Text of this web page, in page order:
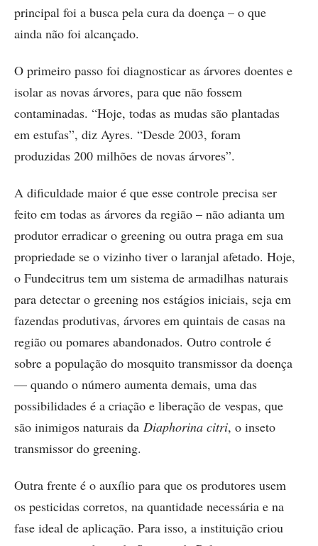
principal foi a busca pela cura da doença – o que
ainda não foi alcançado.
O primeiro passo foi diagnosticar as árvores doentes e
isolar as novas árvores, para que não fossem
contaminadas. “Hoje, todas as mudas são plantadas
em estufas”, diz Ayres. “Desde 2003, foram
produzidas 200 milhões de novas árvores”.
A dificuldade maior é que esse controle precisa ser
feito em todas as árvores da região – não adianta um
produtor erradicar o greening ou outra praga em sua
propriedade se o vizinho tiver o laranjal afetado. Hoje,
o Fundecitrus tem um sistema de armadilhas naturais
para detectar o greening nos estágios iniciais, seja em
fazendas produtivas, árvores em quintais de casas na
região ou pomares abandonados. Outro controle é
sobre a população do mosquito transmissor da doença
— quando o número aumenta demais, uma das
possibilidades é a criação e liberação de vespas, que
são inimigos naturais da Diaphorina citri, o inseto
transmissor do greening.
Outra frente é o auxílio para que os produtores usem
os pesticidas corretos, na quantidade necessária e na
fase ideal de aplicação. Para isso, a instituição criou